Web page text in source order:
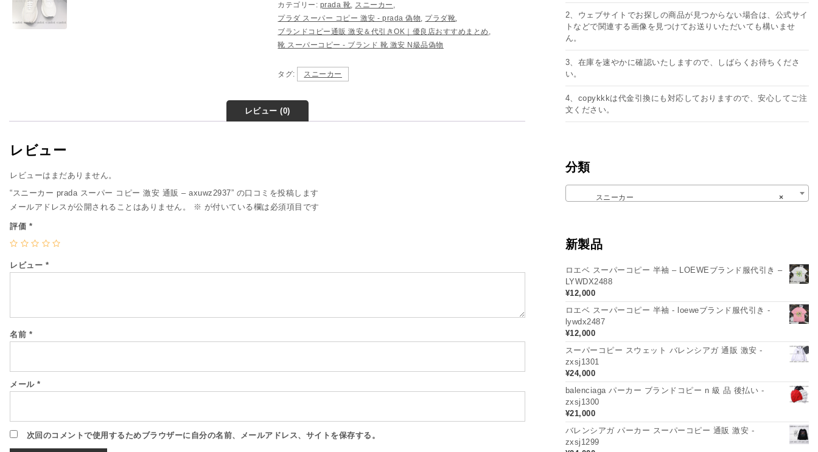
カテゴリー: prada 靴, スニーカー ,
プラダ スーパー コピー 激安​ - prada 偽物, プラダ靴,
ブランドコピー通販 激安＆代引きOK｜優良店おすすめまとめ ,
靴 スーパーコピー - ブランド 靴 激安 N級品偽物
タグ: スニーカー
レビュー (0)
レビュー
レビューはまだありません。
“スニーカー prada スーパー コピー 激安 通販 – axuwz2937” の口コミを投稿します
メールアドレスが公開されることはありません。
※ が付いている欄は必須項目です
評価 *
レビュー *
名前 *
メール *
次回のコメントで使用するためブラウザーに自分の名前、メールアドレス、サイトを保存する。
2、ウェブサイトでお探しの商品が見つからない場合は、公式サイ
トなどで関連する画像を見つけてお送りいただいても構いませ
ん。
3、在庫を速やかに確認いたしますので、しばらくお待ちくださ
い。
4、copykkkは代金引換にも対応しておりますので、安心してご注
文ください。
分類
×
スニーカー
新製品
ロエベ スーパーコピー 半袖 – LOEWEブランド服代引き –
LYWDX2488
¥12,000
ロエベ スーパーコピー 半袖 - loeweブランド服代引き -
lywdx2487
¥12,000
スーパーコピー スウェット バレンシアガ 通販 激安 -
zxsj1301
¥24,000
balenciaga パーカー ブランドコピー n 級 品 後払い -
zxsj1300
¥21,000
バレンシアガ パーカー スーパーコピー 通販 激安 -
zxsj1299